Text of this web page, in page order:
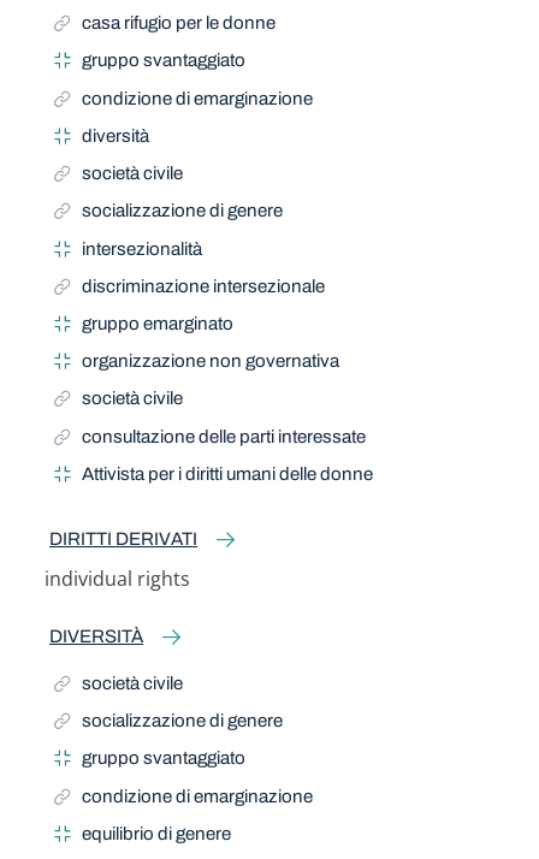
casa rifugio per le donne
gruppo svantaggiato
condizione di emarginazione
diversità
società civile
socializzazione di genere
intersezionalità
discriminazione intersezionale
gruppo emarginato
organizzazione non governativa
società civile
consultazione delle parti interessate
Attivista per i diritti umani delle donne
DIRITTI DERIVATI
individual rights
DIVERSITÀ
società civile
socializzazione di genere
gruppo svantaggiato
condizione di emarginazione
equilibrio di genere